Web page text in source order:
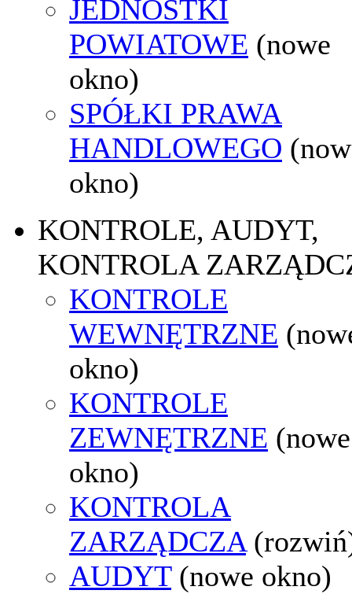
JEDNOSTKI
POWIATOWE (nowe
okno)
SPÓŁKI PRAWA
HANDLOWEGO
okno)
KONTROLE, AUDYT,
KONTROLA
KONTROLE
WEWNĘTRZNE
okno)
KONTROLE
ZEWNĘTRZNE (nowe
okno)
KONTROLA
ZARZĄDCZA
AUDYT (nowe okno)